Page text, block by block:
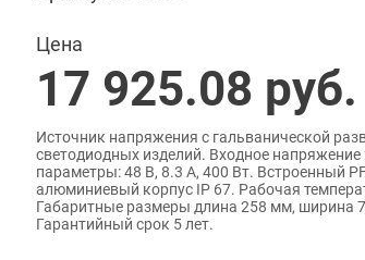
Цена
17 925.08 руб.
Источник напряжения с гальванической
светодиодных изделий. Входное
параметры: 48 В, 8.3 А, 400 Вт. Встроенный
алюминиевый корпус IP 67. Рабочая
Габаритные размеры длина 258 мм, ширина
Гарантийный срок 5 лет.